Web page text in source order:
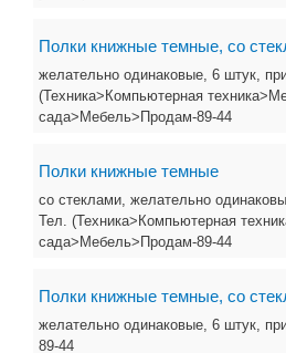
Полки книжные темные, со
желательно одинаковые, 6 штук,
(Техника>Компьютерная
сада>Мебель>Продам-89-44
Полки книжные темные
со стеклами, желательно
Тел. (Техника>Компьютерная
сада>Мебель>Продам-89-44
Полки книжные темные, со
желательно одинаковые, 6 штук,
89-44